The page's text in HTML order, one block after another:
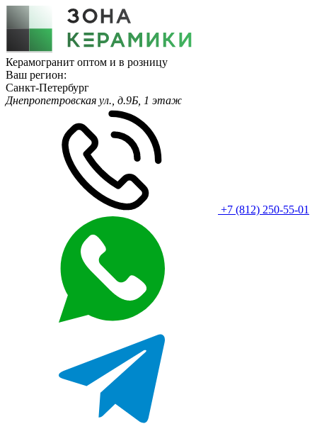
Керамогранит оптом и в розницу
Ваш регион:
Санкт-Петербург
Днепропетровская ул., д.9Б, 1 этаж
+7 (812) 250-55-01